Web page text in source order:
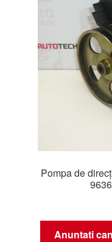
Livrare în toată lumea
Plângere
Politică de
Termeni si conditii
Pompa de
Anuntati